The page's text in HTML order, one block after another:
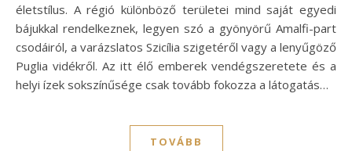
életstílus. A régió különböző területei mind saját egyedi
bájukkal rendelkeznek, legyen szó a gyönyörű Amalfi-part
csodáiról, a varázslatos Szicília szigetéről vagy a lenyűgöző
Puglia vidékről. Az itt élő emberek vendégszeretete és a
helyi ízek sokszínűsége csak tovább fokozza a látogatás…
TOVÁBB